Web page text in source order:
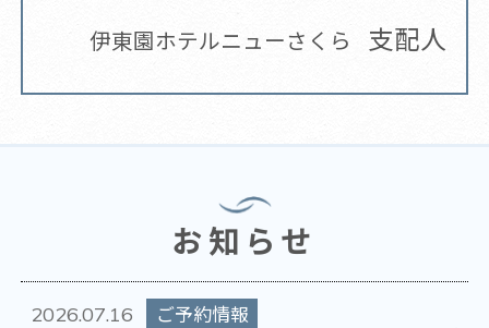
伊東園ホテルニューさくら 支配人
お知らせ
2026.07.16 ご予約情報